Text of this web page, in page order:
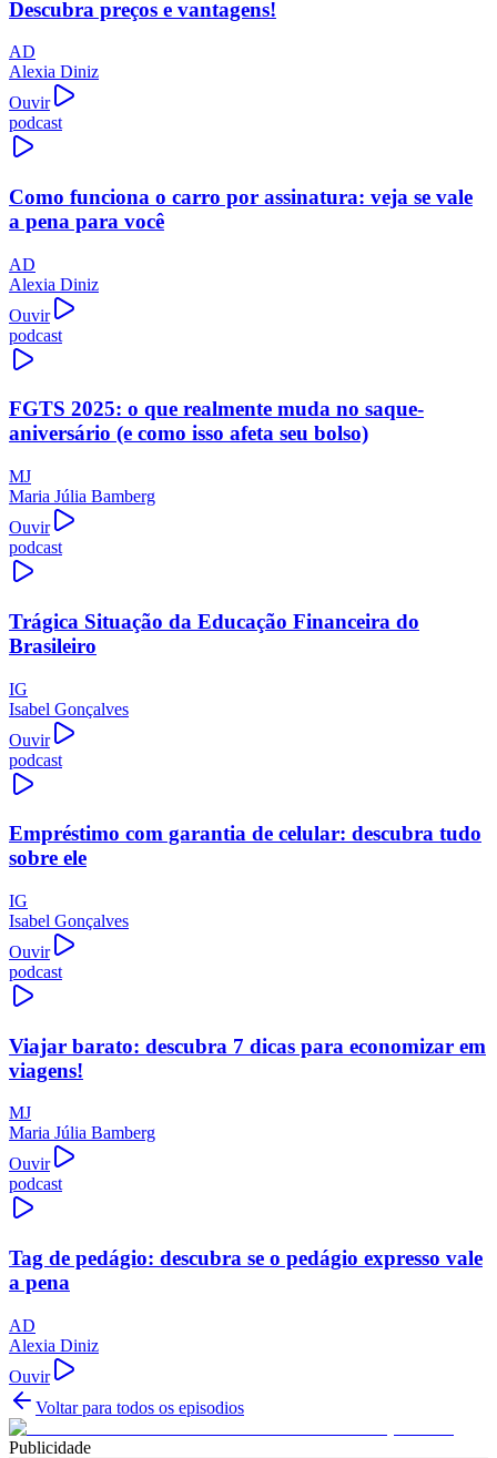
Descubra preços e vantagens!
AD
Alexia Diniz
Ouvir
podcast
Como funciona o carro por assinatura: veja se vale
a pena para você
AD
Alexia Diniz
Ouvir
podcast
FGTS 2025: o que realmente muda no saque-
aniversário (e como isso afeta seu bolso)
MJ
Maria Júlia Bamberg
Ouvir
podcast
Trágica Situação da Educação Financeira do
Brasileiro
IG
Isabel Gonçalves
Ouvir
podcast
Empréstimo com garantia de celular: descubra tudo
sobre ele
IG
Isabel Gonçalves
Ouvir
podcast
Viajar barato: descubra 7 dicas para economizar em
viagens!
MJ
Maria Júlia Bamberg
Ouvir
podcast
Tag de pedágio: descubra se o pedágio expresso vale
a pena
AD
Alexia Diniz
Ouvir
Voltar para todos os episodios
Publicidade